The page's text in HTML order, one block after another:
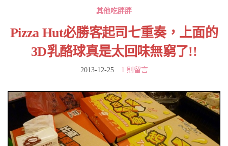
其他吃胖胖
Pizza Hut必勝客起司七重奏，上面的
3D乳酪球真是太回味無窮了!!
2013-12-25 1 則留言